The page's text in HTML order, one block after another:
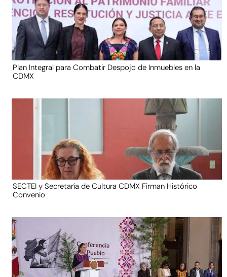
Plan Integral para Combatir Despojo de Inmuebles en la
CDMX
SECTEI y Secretaría de Cultura CDMX Firman Histórico
Convenio